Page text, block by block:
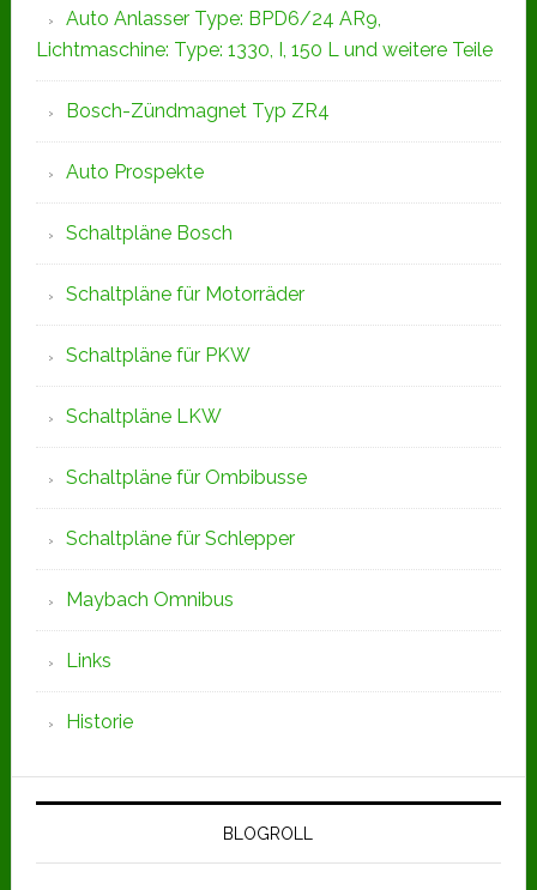
Auto Anlasser Type: BPD6/24 AR9,
Lichtmaschine: Type: 1330, I, 150 L und weitere Teile
Bosch-Zündmagnet Typ ZR4
Auto Prospekte
Schaltpläne Bosch
Schaltpläne für Motorräder
Schaltpläne für PKW
Schaltpläne LKW
Schaltpläne für Ombibusse
Schaltpläne für Schlepper
Maybach Omnibus
Links
Historie
BLOGROLL